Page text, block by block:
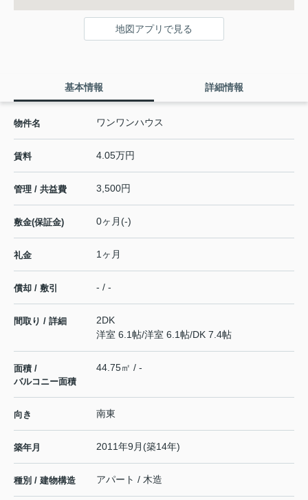
地図アプリで見る
基本情報 詳細情報
物件名 ワンワンハウス
賃料 4.05万円
管理 / 共益費 3,500円
敷金(保証金) 0ヶ月(-)
礼金 1ヶ月
償却 / 敷引 - / -
間取り / 詳細
2DK
洋室 6.1帖/洋室 6.1帖/DK 7.4帖
面積 /
バルコニー面積
44.75㎡ / -
向き 南東
築年月 2011年9月(築14年)
種別 / 建物構造 アパート / 木造